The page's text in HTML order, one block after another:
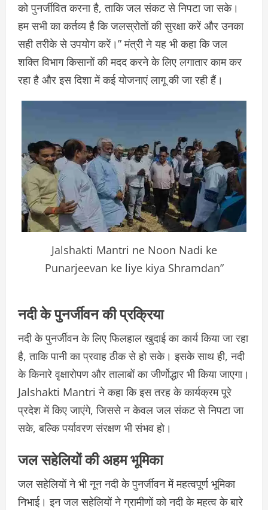
को पुनर्जीवित करना है, ताकि जल संकट से निपटा जा सके।
हम सभी का कर्तव्य है कि जलस्रोतों की सुरक्षा करें और उनका
सही तरीके से उपयोग करें।” मंत्री ने यह भी कहा कि जल
शक्ति विभाग किसानों की मदद करने के लिए लगातार काम कर
रहा है और इस दिशा में कई योजनाएं लागू की जा रही हैं।
Jalshakti Mantri ne Noon Nadi ke
Punarjeevan ke liye kiya Shramdan”
नदी के पुनर्जीवन की प्रक्रिया
नदी के पुनर्जीवन के लिए फिलहाल खुदाई का कार्य किया जा रहा
है, ताकि पानी का प्रवाह ठीक से हो सके। इसके साथ ही, नदी
के किनारे वृक्षारोपण और तालाबों का जीर्णोद्धार भी किया जाएगा।
Jalshakti Mantri ने कहा कि इस तरह के कार्यक्रम पूरे
प्रदेश में किए जाएंगे, जिससे न केवल जल संकट से निपटा जा
सके, बल्कि पर्यावरण संरक्षण भी संभव हो।
जल सहेलियों की अहम भूमिका
जल सहेलियों ने भी नून नदी के पुनर्जीवन में महत्वपूर्ण भूमिका
निभाई। इन जल सहेलियों ने ग्रामीणों को नदी के महत्व के बारे